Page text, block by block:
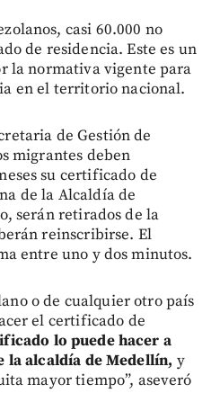
casi 60.000 no
de residencia. Este es un
la normativa vigente para
en el territorio nacional.
de Gestión de
migrantes deben
su certificado de
de la Alcaldía de
serán retirados de la
reinscribirse. El
entre uno y dos minutos.
o de cualquier otro país
el certificado de
lo puede hacer a
la alcaldía de Medellín, y
mayor tiempo”, aseveró